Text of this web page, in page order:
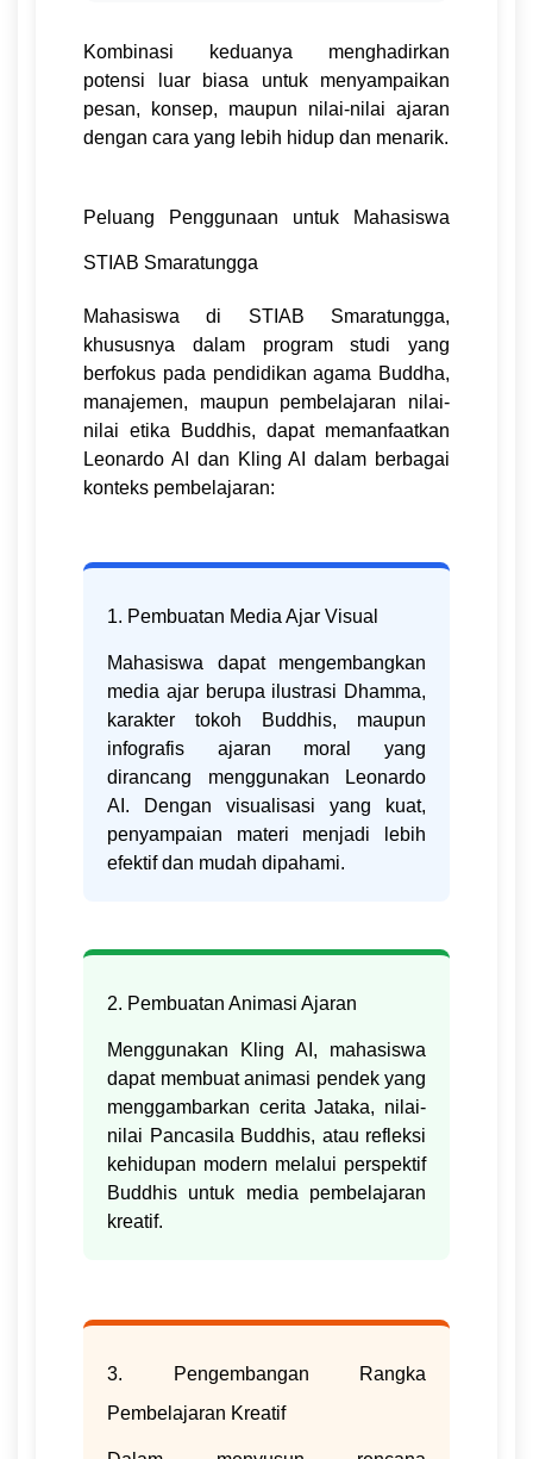
Kombinasi keduanya menghadirkan
potensi luar biasa untuk menyampaikan
pesan, konsep, maupun nilai-nilai ajaran
dengan cara yang lebih hidup dan menarik.
Peluang Penggunaan untuk Mahasiswa
STIAB Smaratungga
Mahasiswa di STIAB Smaratungga,
khususnya dalam program studi yang
berfokus pada pendidikan agama Buddha,
manajemen, maupun pembelajaran nilai-
nilai etika Buddhis, dapat memanfaatkan
Leonardo AI dan Kling AI dalam berbagai
konteks pembelajaran:
1. Pembuatan Media Ajar Visual
Mahasiswa dapat mengembangkan
media ajar berupa ilustrasi Dhamma,
karakter tokoh Buddhis, maupun
infografis ajaran moral yang
dirancang menggunakan Leonardo
AI. Dengan visualisasi yang kuat,
penyampaian materi menjadi lebih
efektif dan mudah dipahami.
2. Pembuatan Animasi Ajaran
Menggunakan Kling AI, mahasiswa
dapat membuat animasi pendek yang
menggambarkan cerita Jataka, nilai-
nilai Pancasila Buddhis, atau refleksi
kehidupan modern melalui perspektif
Buddhis untuk media pembelajaran
kreatif.
3. Pengembangan Rangka
Pembelajaran Kreatif